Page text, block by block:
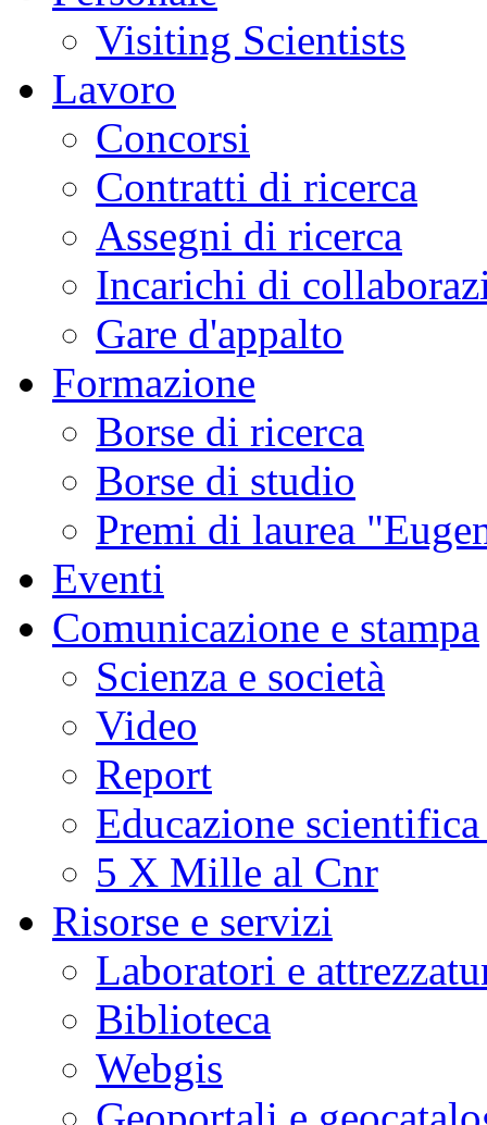
Visiting Scientists
Lavoro
Concorsi
Contratti di ricerca
Assegni di ricerca
Incarichi di
Gare d'appalto
Formazione
Borse di ricerca
Borse di studio
Premi di laurea
Eventi
Comunicazione e stampa
Scienza e società
Video
Report
Educazione
5 X Mille al Cnr
Risorse e servizi
Laboratori e
Biblioteca
Webgis